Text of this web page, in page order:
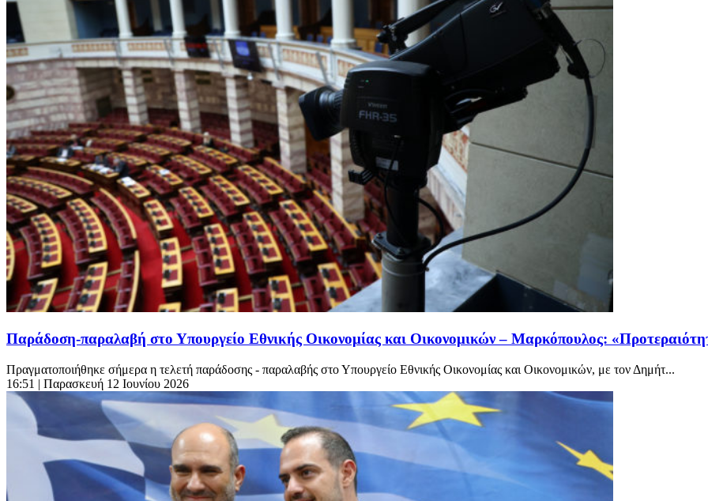
Παράδοση-παραλαβή στο Υπουργείο Εθνικής Οικονομίας και Οικονομικών – Μαρκόπουλος:
Πραγματοποιήθηκε σήμερα η τελετή παράδοσης - παραλαβής στο Υπουργείο Εθνικής Οικονομίας και Οικονομικών, με τον Δημήτ...
16:51 | Παρασκευή 12 Ιουνίου 2026